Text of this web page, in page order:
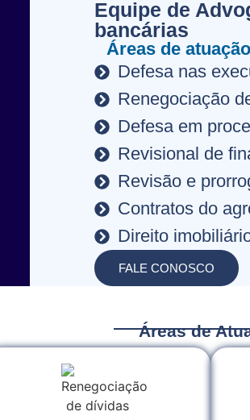
Equipe de
bancárias
Áreas de atuação
Defesa nas
Renegociação
Defesa em
Revisional de
Revisão e
Contratos do
Direito
FALE CONOSCO
Áreas de